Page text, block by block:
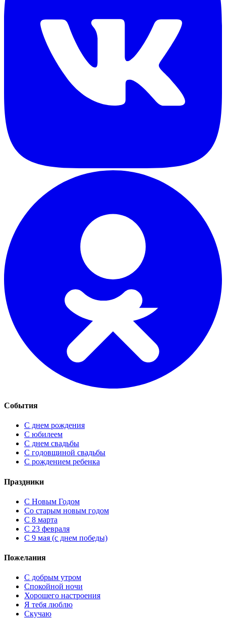
События
С днем рождения
С юбилеем
С днем свадьбы
С годовщиной свадьбы
С рождением ребенка
Праздники
C Новым Годом
Cо старым новым годом
С 8 марта
С 23 февраля
С 9 мая (с днем победы)
Пожелания
С добрым утром
Спокойной ночи
Хорошего настроения
Я тебя люблю
Скучаю